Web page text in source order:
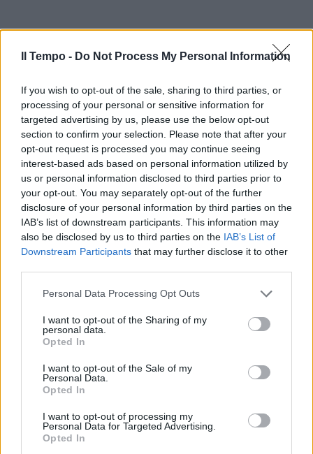
Il Tempo - Do Not Process My Personal Information
If you wish to opt-out of the sale, sharing to third parties, or
processing of your personal or sensitive information for
targeted advertising by us, please use the below opt-out
section to confirm your selection. Please note that after your
opt-out request is processed you may continue seeing
interest-based ads based on personal information utilized by
us or personal information disclosed to third parties prior to
your opt-out. You may separately opt-out of the further
disclosure of your personal information by third parties on the
IAB’s list of downstream participants. This information may
also be disclosed by us to third parties on the IAB’s List of
Downstream Participants that may further disclose it to other
Personal Data Processing Opt Outs
I want to opt-out of the Sharing of my
personal data.
Opted In
I want to opt-out of the Sale of my
Personal Data.
Opted In
I want to opt-out of processing my
Personal Data for Targeted Advertising.
Opted In